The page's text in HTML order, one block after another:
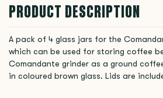
PRODUCT DESCRIPTION
A pack of 4 glass jars for the
which can be used for storing coffee
Comandante grinder as a ground
in coloured brown glass. Lids are